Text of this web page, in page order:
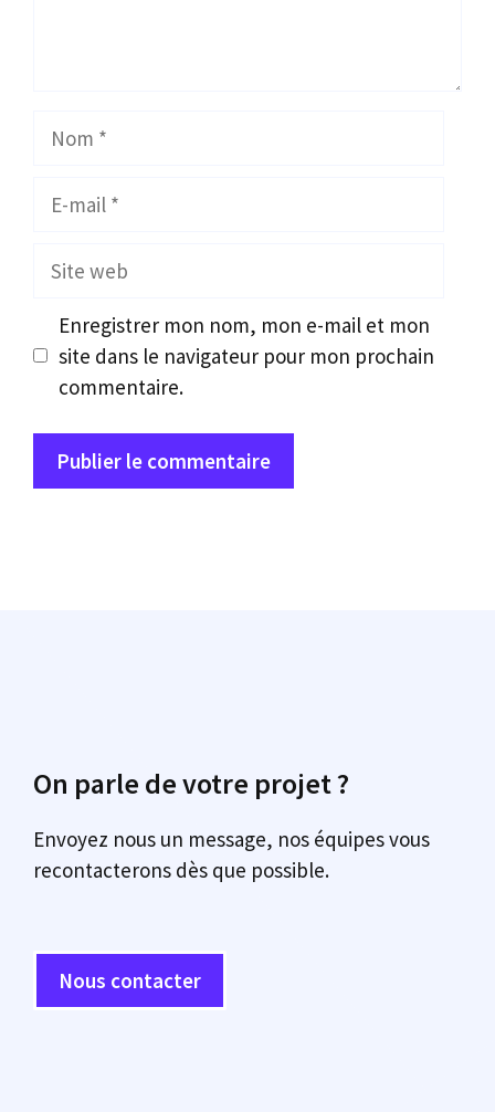
Nom
Site
Enregistrer mon nom, mon e-mail et mon
site dans le navigateur pour mon prochain
commentaire.
On parle de votre projet ?
Envoyez nous un message, nos équipes vous
recontacterons dès que possible.
Nous contacter